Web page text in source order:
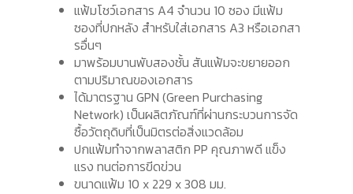
แฟ้มโชว์เอกสาร A4 จำนวน 10 ซอง มีแฟ้ม
ซองที่ปกหลัง สำหรับใส่เอกสาร A3 หรือเอกสา
รอื่นๆ
มาพร้อมบานพับสองชั้น สันแฟ้มจะขยายออก
ตามปริมาณของเอกสาร
ได้มาตรฐาน GPN (Green Purchasing
Network) เป็นผลิตภัณฑ์ที่ผ่านกระบวนการจัด
ซื้อวัตถุดิบที่เป็นมิตรต่อสิ่งแวดล้อม
ปกแฟ้มทำจากพลาสติก PP คุณภาพดี แข็ง
แรง ทนต่อการขีดข่วน
ขนาดแฟ้ม 10 x 229 x 308 มม.